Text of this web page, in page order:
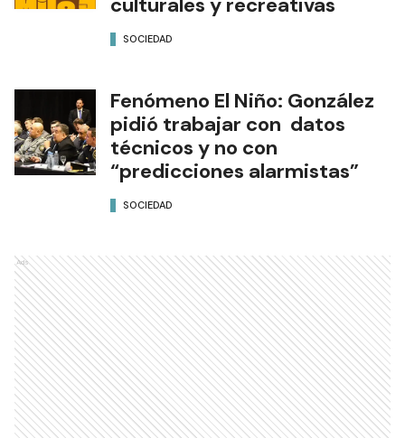
SOCIEDAD
Fenómeno El Niño: González
pidió trabajar con datos
técnicos y no con
“predicciones alarmistas”
SOCIEDAD
Ads